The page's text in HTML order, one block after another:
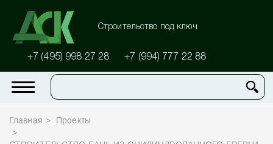
Строительство под ключ
+7 (495) 998 27 28 +7 (994) 777 22 88
Главная Проекты